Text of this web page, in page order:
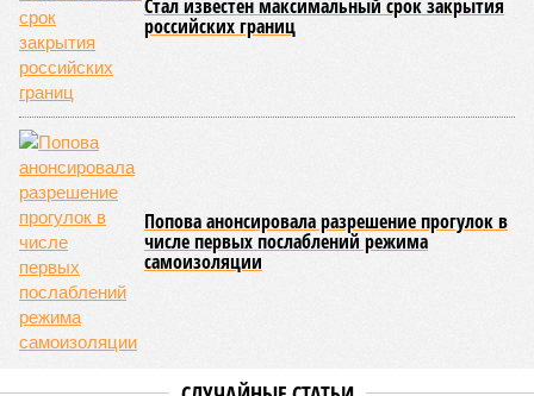
количество – казалось бы, хороший знак после периода
великой суши, продолжавшегося с 1928-го. Но всё
обратилось катастрофой. Снег растаял, устремился в реки,
начался небывалый паводок, быстро обернувшийся
только усугубили. К июню всё это преобразовалось в
массовый потоп, в июле же Китай в дополнение накрыло
сразу девятью циклонами. Последствия оказались
невообразимыми: наводнение погребло под собой
территорию в 180 тыс. квадратных километров, что равно
по площади Карелии, шести Курским или Калужским
областям, десятку Чуваший.
В общем, недаром события 1931-го находятся на первом
месте в списке самых смертоносных стихийных бедствий,
когда-либо происходивших на планете. Число